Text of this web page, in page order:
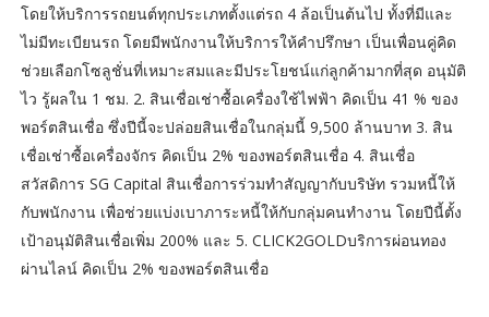
โดยให้บริการรถยนต์ทุกประเภทตั้งแต่รถ 4 ล้อเป็นต้นไป ทั้งที่มีและ
ไม่มีทะเบียนรถ โดยมีพนักงานให้บริการให้คำปรึกษา เป็นเพื่อนคู่คิด
ช่วยเลือกโซลูชั่นที่เหมาะสมและมีประโยชน์แก่ลูกค้ามากที่สุด อนุมัติ
ไว รู้ผลใน 1 ชม. 2. สินเชื่อเช่าซื้อเครื่องใช้ไฟฟ้า คิดเป็น 41 % ของ
พอร์ตสินเชื่อ ซึ่งปีนี้จะปล่อยสินเชื่อในกลุ่มนี้ 9,500 ล้านบาท 3. สิน
เชื่อเช่าซื้อเครื่องจักร คิดเป็น 2% ของพอร์ตสินเชื่อ 4. สินเชื่อ
สวัสดิการ SG Capital สินเชื่อการร่วมทำสัญญากับบริษัท รวมหนี้ให้
กับพนักงาน เพื่อช่วยแบ่งเบาภาระหนี้ให้กับกลุ่มคนทำงาน โดยปีนี้ตั้ง
เป้าอนุมัติสินเชื่อเพิ่ม 200% และ 5. CLICK2GOLDบริการผ่อนทอง
ผ่านไลน์ คิดเป็น 2% ของพอร์ตสินเชื่อ